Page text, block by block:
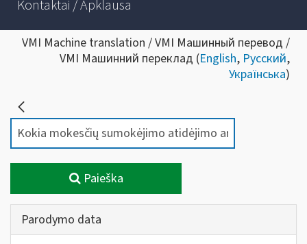
Kontaktai / Apklausa
VMI Machine translation / VMI Машинный перевод /
VMI Машинний переклад (English, Русский,
Українська)
Paieška
Parodymo data